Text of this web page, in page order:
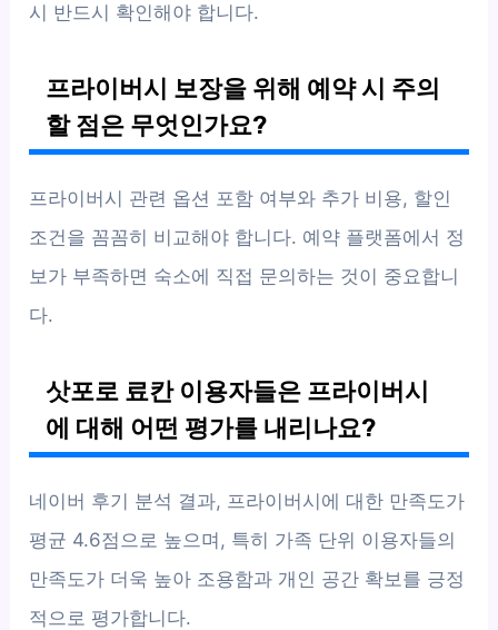
시 반드시 확인해야 합니다.
프라이버시 보장을 위해 예약 시 주의
할 점은 무엇인가요?
프라이버시 관련 옵션 포함 여부와 추가 비용, 할인
조건을 꼼꼼히 비교해야 합니다. 예약 플랫폼에서 정
보가 부족하면 숙소에 직접 문의하는 것이 중요합니
다.
삿포로 료칸 이용자들은 프라이버시
에 대해 어떤 평가를 내리나요?
네이버 후기 분석 결과, 프라이버시에 대한 만족도가
평균 4.6점으로 높으며, 특히 가족 단위 이용자들의
만족도가 더욱 높아 조용함과 개인 공간 확보를 긍정
적으로 평가합니다.